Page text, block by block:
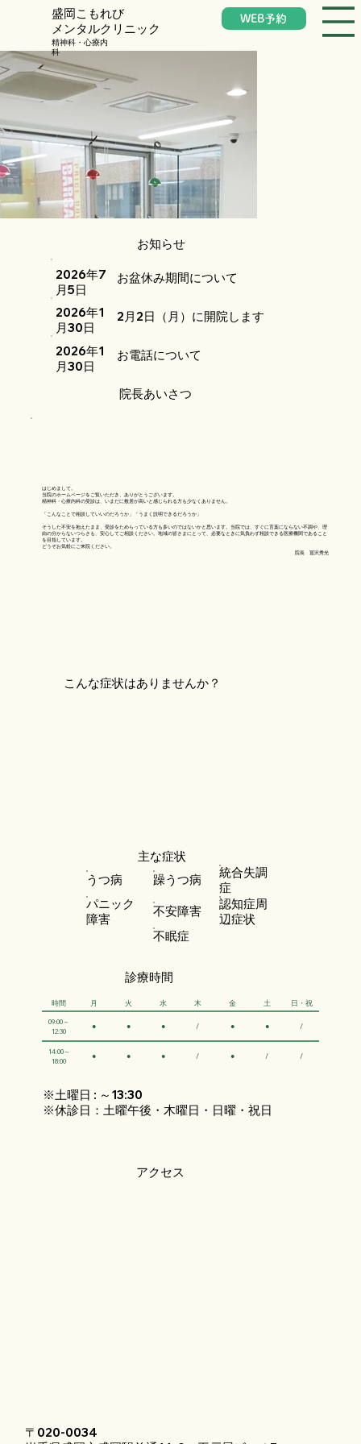
WEB予約
​盛岡こもれび
メンタルクリニック
​精神科・心療内
科
お知らせ
2026年7
月5日
お盆休み期間について
2026年1
月30日
2月2日（月）に開院します
2026年1
月30日
お電話について
院長あいさつ
はじめまして。
当院のホームページをご覧いただき、ありがとうございます。
精神科・心療内科の受診は、いまだに敷居が高いと感じられる方も少なくありません。
「こんなことで相談していいのだろうか」「うまく説明できるだろうか」
そうした不安を抱えたまま、受診をためらっている方も多いのではないかと思います。当院では、すぐに言葉にならない不調や、理
由の分からないつらさも、安心してご相談ください。地域の皆さまにとって、必要なときに気負わず相談できる医療機関であること
を目指しています。
どうぞお気軽にご来院ください。
院長 冨沢秀光
こんな症状はありませんか？
主な症状
うつ病
パニック
障害
躁うつ病
不安障害
不眠症
統合失調
症
認知症周
辺症状
時間 月 火 水 木 金 土 日・祝
09:00～
12:30
● ● ● / ● ● /
14:00～
18:00
● ● ● / ● / /
※土曜日 : ～13:30
※休診日：土曜午後・木曜日・日曜・祝日
​診療時間
アクセス
〒020-0034